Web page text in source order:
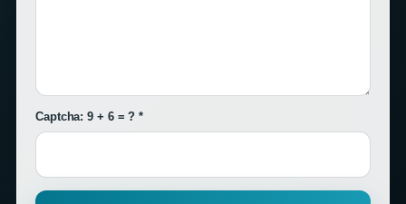
Captcha: 9 + 6 = ? *